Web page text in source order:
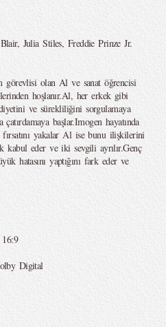
Julia Stiles, Freddie Prinze Jr.
görevlisi olan Al ve sanat öğrencisi
hoşlanır.Al, her erkek gibi
ve sürekliliğini sorgulamaya
başlar.Imogen hayatında
yakalar Al ise bunu ilişkilerini
kabul eder ve iki sevgili ayrılır.Genç
hatasını yaptığını fark eder ve
Digital